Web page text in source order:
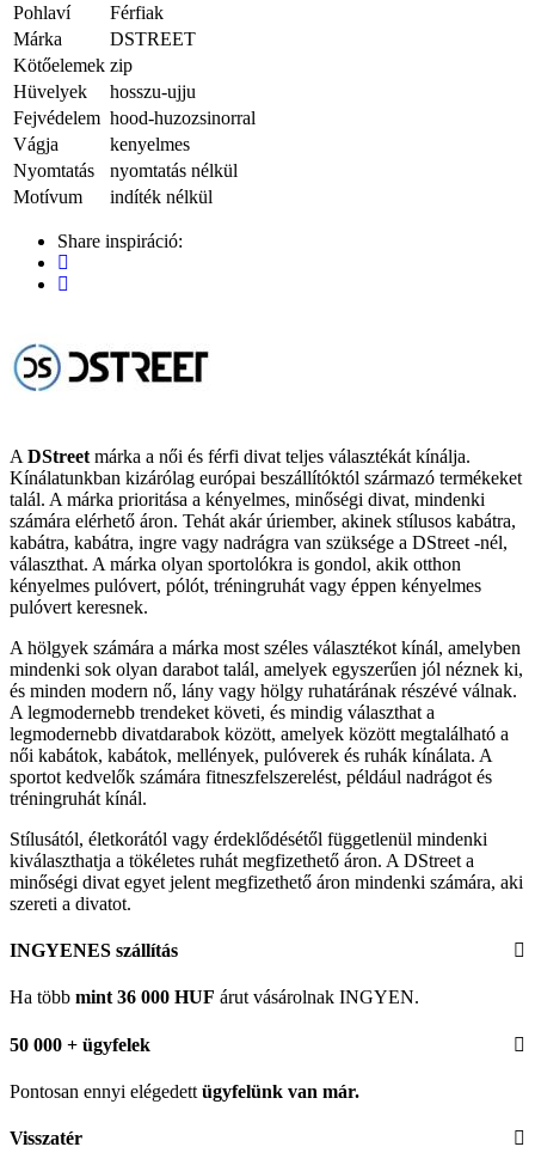
Pohlaví
Férfiak
Márka
DSTREET
Kötőelemek zip
Hüvelyek
hosszu-ujju
Fejvédelem hood-huzozsinorral
Vágja
kenyelmes
Nyomtatás
nyomtatás nélkül
Motívum
indíték nélkül
Share inspiráció:
A DStreet márka a női és férfi divat teljes választékát kínálja.
Kínálatunkban kizárólag európai beszállítóktól származó termékeket
talál. A márka prioritása a kényelmes, minőségi divat, mindenki
számára elérhető áron. Tehát akár úriember, akinek stílusos kabátra,
kabátra, kabátra, ingre vagy nadrágra van szüksége a DStreet -nél,
választhat. A márka olyan sportolókra is gondol, akik otthon
kényelmes pulóvert, pólót, tréningruhát vagy éppen kényelmes
pulóvert keresnek.
A hölgyek számára a márka most széles választékot kínál, amelyben
mindenki sok olyan darabot talál, amelyek egyszerűen jól néznek ki,
és minden modern nő, lány vagy hölgy ruhatárának részévé válnak.
A legmodernebb trendeket követi, és mindig választhat a
legmodernebb divatdarabok között, amelyek között megtalálható a
női kabátok, kabátok, mellények, pulóverek és ruhák kínálata. A
sportot kedvelők számára fitneszfelszerelést, például nadrágot és
tréningruhát kínál.
Stílusától, életkorától vagy érdeklődésétől függetlenül mindenki
kiválaszthatja a tökéletes ruhát megfizethető áron. A DStreet a
minőségi divat egyet jelent megfizethető áron mindenki számára, aki
szereti a divatot.
INGYENES szállítás
Ha több mint 36 000 HUF árut vásárolnak INGYEN.
50 000 + ügyfelek
Pontosan ennyi elégedett ügyfelünk van már.
Visszatér